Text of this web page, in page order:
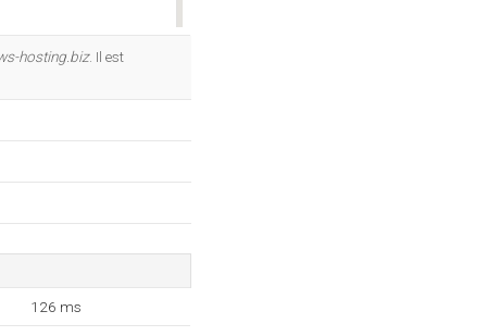
hosting.biz. Il est
126 ms